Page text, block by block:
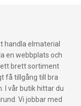
handla elmaterial
en webbplats och
ett brett sortiment
få tillgång till bra
I vår butik hittar du
Vi jobbar med